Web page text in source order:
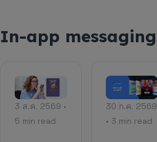
In-app messaging
3 ส.ค. 2569 •
5 min read
30 ก.ค. 2569
• 3 min read